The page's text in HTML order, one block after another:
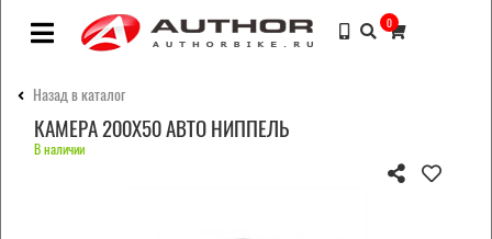
0
Назад в каталог
КАМЕРА 200Х50 АВТО НИППЕЛЬ
В наличии